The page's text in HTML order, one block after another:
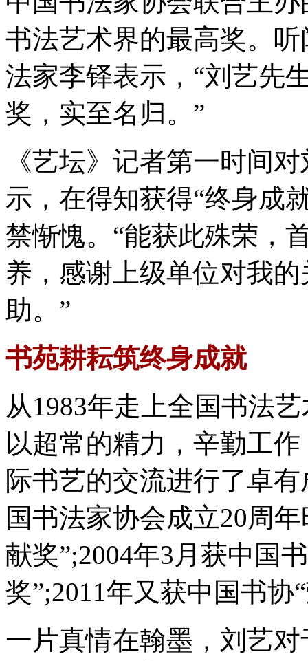
书法艺术界的最高奖。
法家李铎表示，“刘艺先
奖，实至名归。”
《艺坛》记者第一时间
示，在得知获得“终身成
禁惭愧。“能获此殊荣，
养，感谢上级单位对我
助。”
书苑耕耘筑终身成就
从1983年走上全国书法
以超常的精力，辛勤工
际书艺的交流进行了卓
国书法家协会成立20周
献奖”;2004年3月获中国
奖”;2011年又获中国书协
一片真情在翰墨，刘艺